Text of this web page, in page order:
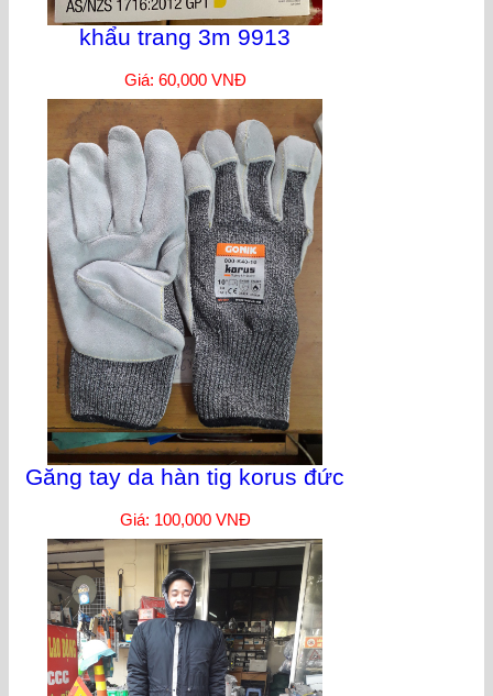
khẩu trang 3m 9913
Giá: 60,000 VNĐ
Găng tay da hàn tig korus đức
Giá: 100,000 VNĐ